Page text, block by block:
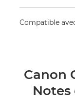
Compatible
Canon